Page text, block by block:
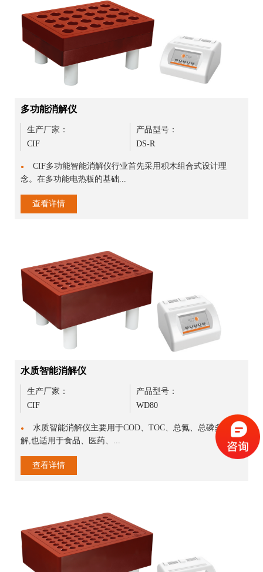
多功能消解仪
生产厂家：
CIF
产品型号：
DS-R
●
CIF多功能智能消解仪行业首先采用积木组合式设计理
念。在多功能电热板的基础...
查看详情
水质智能消解仪
生产厂家：
CIF
产品型号：
WD80
●
水质智能消解仪主要用于COD、TOC、总氮、总磷多种消
解,也适用于食品、医药、...
查看详情